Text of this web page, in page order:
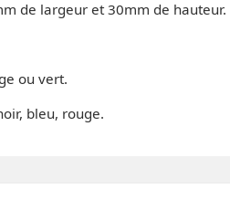
de largeur et 30mm de hauteur.
ou vert.
bleu, rouge.